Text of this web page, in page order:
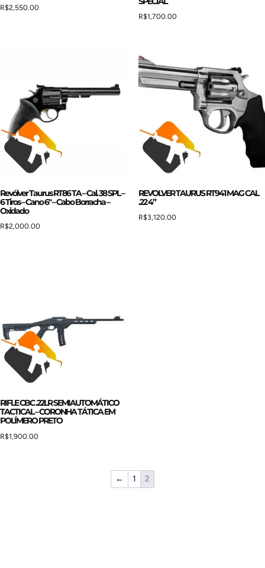
R$2,550.00
R$1,700.00
Revólver Taurus RT86 TA – Cal. 38 SPL –
6 Tiros – Cano 6″ – Cabo Borracha –
Oxidado
R$2,000.00
REVOLVER TAURUS RT941 MAG CAL
.22 4”
R$3,120.00
RIFLE CBC .22LR SEMIAUTOMÁTICO
TACTICAL – CORONHA TÁTICA EM
POLÍMERO PRETO
R$1,900.00
← 1 2